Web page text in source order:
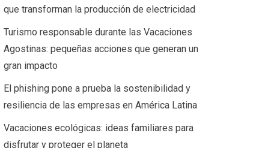
que transforman la producción de electricidad
Turismo responsable durante las Vacaciones
Agostinas: pequeñas acciones que generan un
gran impacto
El phishing pone a prueba la sostenibilidad y
resiliencia de las empresas en América Latina
Vacaciones ecológicas: ideas familiares para
disfrutar y proteger el planeta